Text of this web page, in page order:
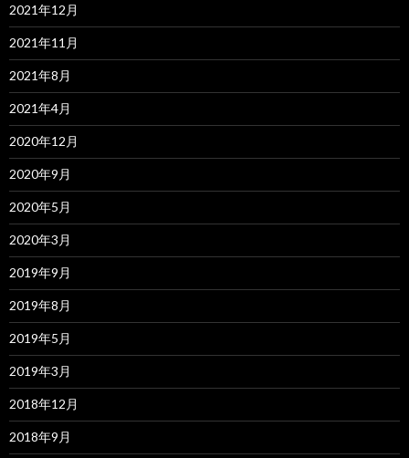
2021年12月
2021年11月
2021年8月
2021年4月
2020年12月
2020年9月
2020年5月
2020年3月
2019年9月
2019年8月
2019年5月
2019年3月
2018年12月
2018年9月